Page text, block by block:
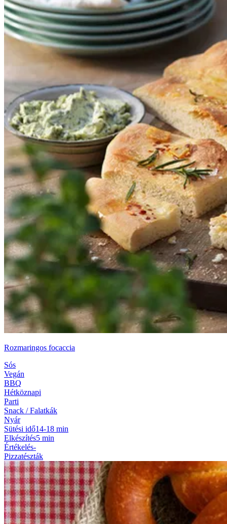
Rozmaringos focaccia
Sós
Vegán
BBQ
Hétköznapi
Parti
Snack / Falatkák
Nyár
Sütési idő14-18 min
Elkészítés5 min
Értékelés-
Pizzatészták